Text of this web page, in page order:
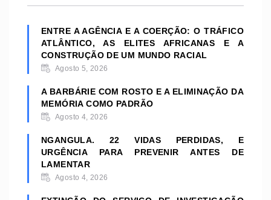
ENTRE A AGÊNCIA E A COERÇÃO: O TRÁFICO
ATLÂNTICO, AS ELITES AFRICANAS E A
CONSTRUÇÃO DE UM MUNDO RACIAL
Agosto 5, 2026
A BARBÁRIE COM ROSTO E A ELIMINAÇÃO DA
MEMÓRIA COMO PADRÃO
Agosto 4, 2026
NGANGULA. 22 VIDAS PERDIDAS, E
URGÊNCIA PARA PREVENIR ANTES DE
LAMENTAR
Agosto 4, 2026